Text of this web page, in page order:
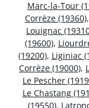
Marc-la-Tour
Corrèze (19360),
Louignac
(19600),
(19200), Liginiac
Corrèze (19000),
Le Pescher
Le Chastang
(19550),